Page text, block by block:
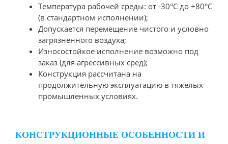
Температура рабочей среды: от -30°С до +80°С
(в стандартном исполнении);
Допускается перемещение чистого и условно
загрязнённого воздуха;
Износостойкое исполнение возможно под
заказ (для агрессивных сред);
Конструкция рассчитана на
продолжительную эксплуатацию в тяжёлых
промышленных условиях.
КОНСТРУКЦИОННЫЕ ОСОБЕННОСТИ И